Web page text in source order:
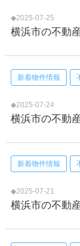
◆2025-07-25
横浜市の不動
新着物件情報
◆2025-07-24
横浜市の不動
新着物件情報
◆2025-07-21
横浜市の不動